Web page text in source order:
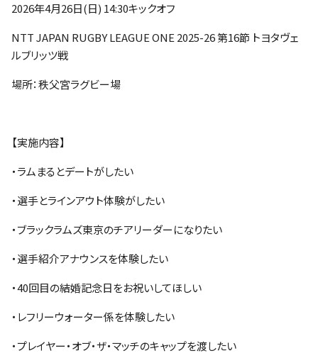
2026年4月26日(日) 14:30キックオフ
NTT JAPAN RUGBY LEAGUE ONE 2025-26 第16節 トヨタヴェ
ルブリッツ戦
場所：秩父宮ラグビー場
【実施内容】
・ラムまるとデートがしたい
・選手とラインアウト体験がしたい
・ブラックラムズ東京のチアリーダーになりたい
・選手紹介アナウンスを体験したい
・40回目の結婚記念日をお祝いしてほしい
・レフリーウォーター係を体験したい
・プレイヤー・オブ・ザ・マッチのキャップを渡したい